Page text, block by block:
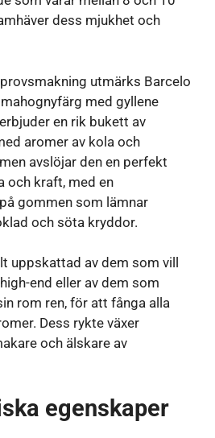
dess mjukhet och
utmärks Barcelo
med gyllene
en rik bukett av
aromer av kola och
avslöjar den en perfekt
och kraft, med en
gommen som lämnar
och söta kryddor.
uppskattad av dem som vill
high-end eller av dem som
rom ren, för att fånga alla
Dess rykte växer
och älskare av
egenskaper